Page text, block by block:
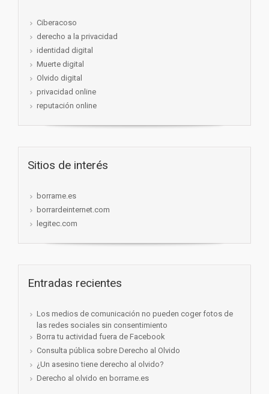
Ciberacoso
derecho a la privacidad
identidad digital
Muerte digital
Olvido digital
privacidad online
reputación online
Sitios de interés
borrame.es
borrardeinternet.com
legitec.com
Entradas recientes
Los medios de comunicación no pueden coger fotos de
las redes sociales sin consentimiento
Borra tu actividad fuera de Facebook
Consulta pública sobre Derecho al Olvido
¿Un asesino tiene derecho al olvido?
Derecho al olvido en borrame.es